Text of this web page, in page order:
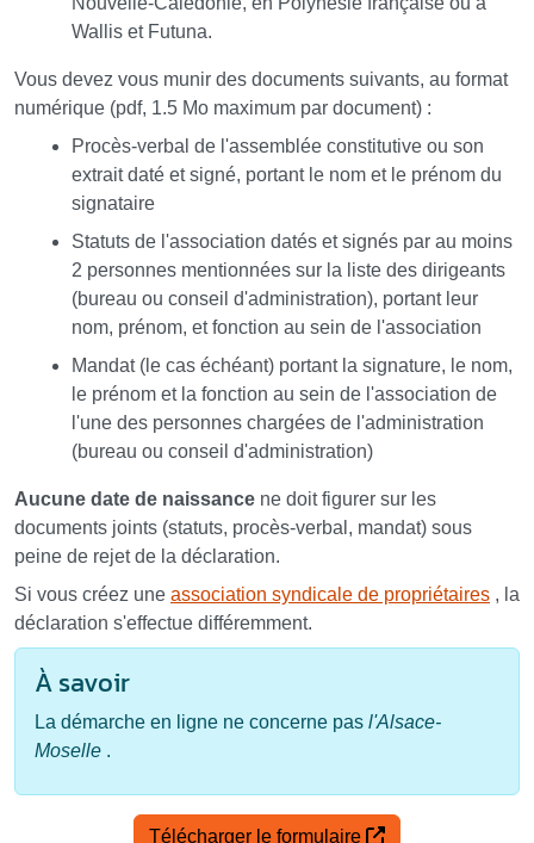
Wallis et Futuna.
Vous devez vous munir des documents suivants, au format
numérique (pdf, 1.5 Mo maximum par document) :
Procès-verbal de l'assemblée constitutive ou son
extrait daté et signé, portant le nom et le prénom du
signataire
Statuts de l'association datés et signés par au moins
2 personnes mentionnées sur la liste des dirigeants
(bureau ou conseil d'administration), portant leur
nom, prénom, et fonction au sein de l'association
Mandat (le cas échéant) portant la signature, le nom,
le prénom et la fonction au sein de l'association de
l'une des personnes chargées de l'administration
(bureau ou conseil d'administration)
Aucune date de naissance ne doit figurer sur les
documents joints (statuts, procès-verbal, mandat) sous
peine de rejet de la déclaration.
Si vous créez une association syndicale de propriétaires , la
déclaration s'effectue différemment.
À savoir
La démarche en ligne ne concerne pas l'Alsace-
Moselle .
Télécharger le formulaire